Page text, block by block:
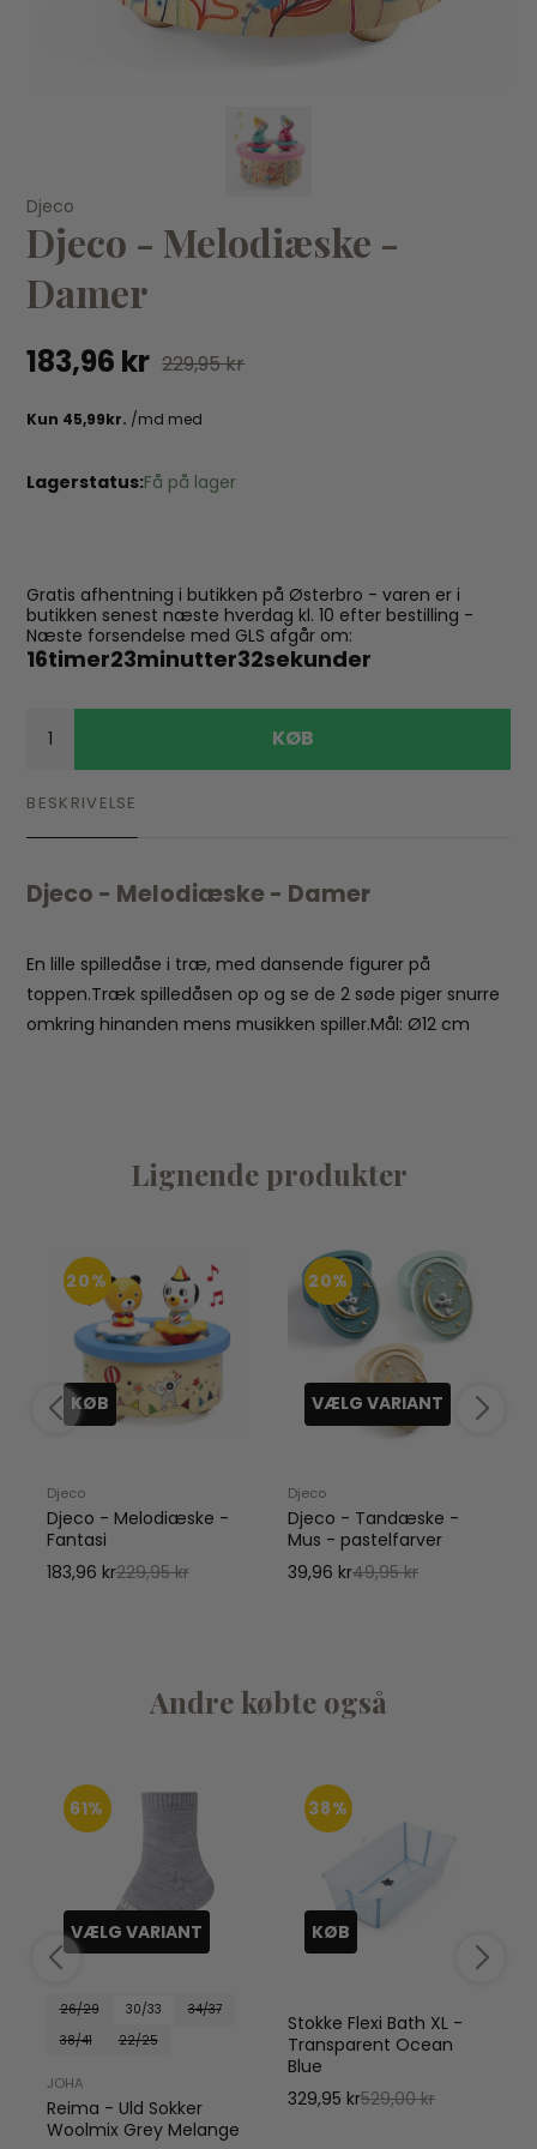
Djeco
Djeco - Natlampe Snekugle med lys - Ballerina
303,96 kr
Djeco
Djeco - Melodiæske -
Damer
183,96 kr 229,95 kr
Lagerstatus:Få på lager
Gratis afhentning i butikken på Østerbro - varen er i
butikken senest næste hverdag kl. 10 efter bestilling -
Næste forsendelse med GLS afgår om:
16timer23minutter32sekunder
KØB
BESKRIVELSE
Djeco - Melodiæske - Damer
En lille spilledåse i træ, med dansende figurer på
toppen.Træk spilledåsen op og se de 2 søde piger snurre
omkring hinanden mens musikken spiller.Mål: Ø12 cm
Lignende produkter
20%
KØB
Djeco
Djeco - Melodiæske -
Fantasi
183,96 kr229,95 kr
20%
VÆLG VARIANT
Djeco
Djeco - Tandæske -
Mus - pastelfarver
39,96 kr49,95 kr
Andre købte også
61%
VÆLG VARIANT
26/29 30/33
34/37
38/41
22/25
JOHA
Reima - Uld Sokker
Woolmix Grey Melange
38%
KØB
Stokke Flexi Bath XL -
Transparent Ocean
Blue
329,95 kr529,00 kr